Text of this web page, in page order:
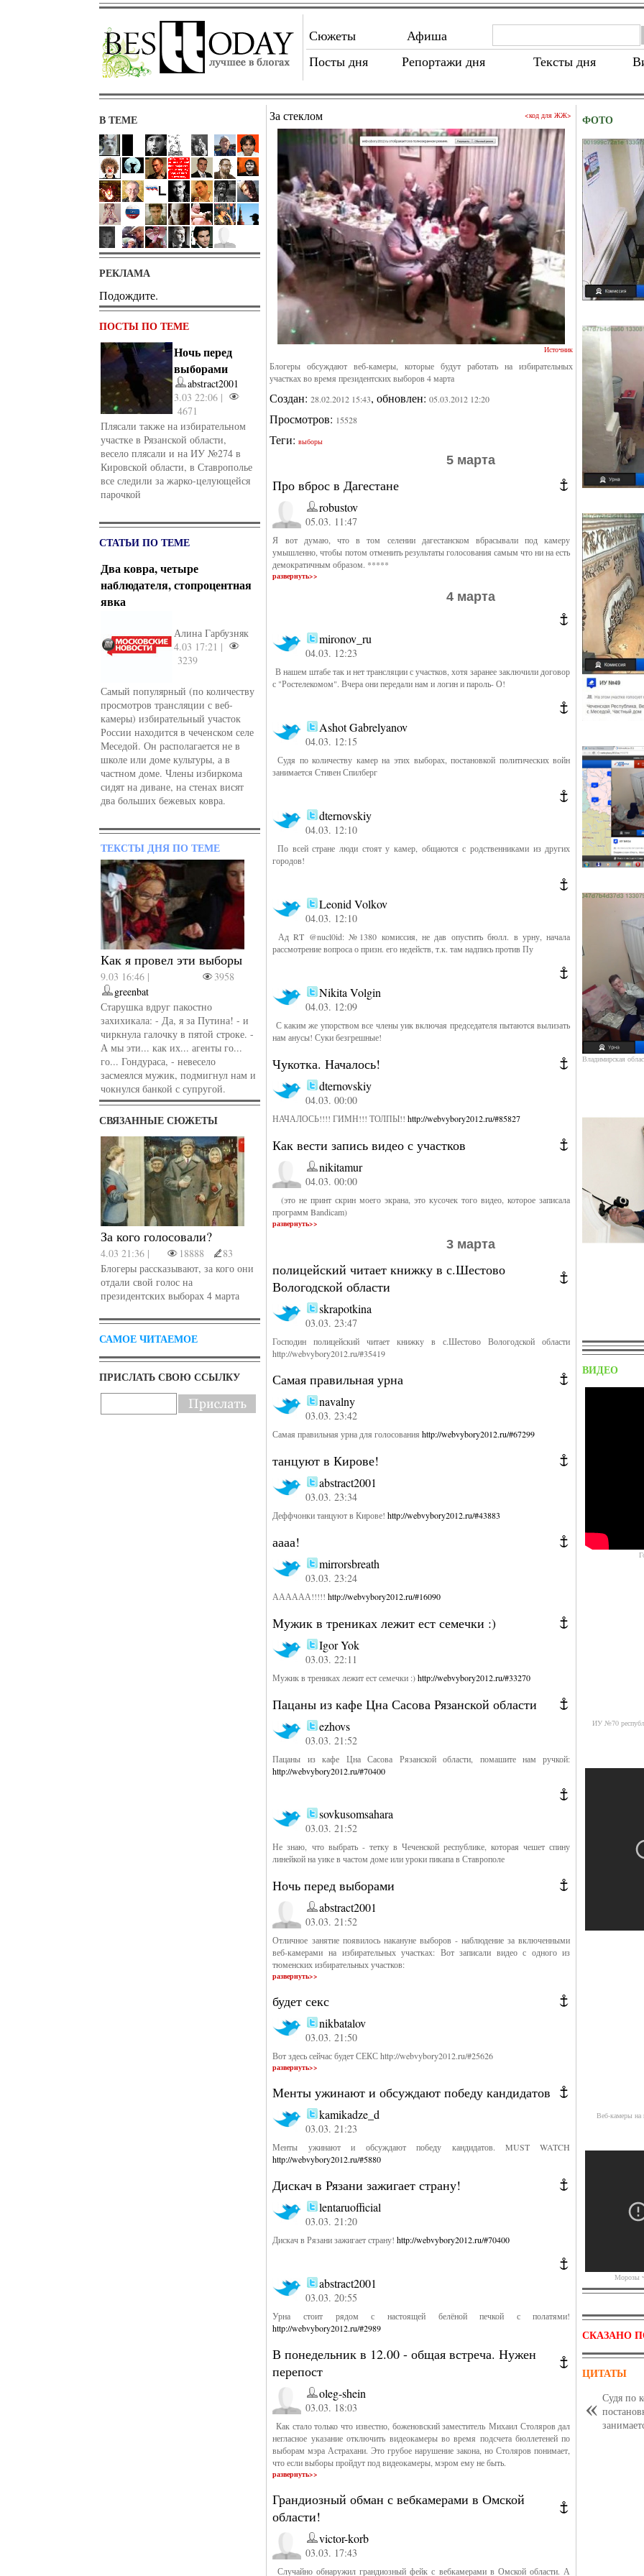
Сюжеты
Афиша
Посты дня
Репортажи дня Тексты дня
В ТЕМЕ
РЕКЛАМА
Подождите.
ПОСТЫ ПО ТЕМЕ
Ночь перед
выборами
abstract2001
3.03 22:06 |
4671
Плясали также на избирательном
участке в Рязанской области,
весело плясали и на ИУ №274 в
Кировской области, в Ставрополье
все следили за жарко-целующейся
парочкой
СТАТЬИ ПО ТЕМЕ
Два ковра, четыре
наблюдателя, стопроцентная
явка
Алина Гарбузняк
4.03 17:21 |
3239
Самый популярный (по количеству
просмотров трансляции с веб-
камеры) избирательный участок
России находится в чеченском селе
Меседой. Он располагается не в
школе или доме культуры, а в
частном доме. Члены избиркома
сидят на диване, на стенах висят
два больших бежевых ковра.
ТЕКСТЫ ДНЯ ПО ТЕМЕ
Как я провел эти выборы
9.03 16:46 |
3958
greenbat
Старушка вдруг пакостно
захихикала: - Да, я за Путина! - и
чиркнула галочку в пятой строке. -
А мы эти... как их... агенты го...
го... Гондураса, - невесело
засмеялся мужик, подмигнул нам и
чокнулся банкой с супругой.
СВЯЗАННЫЕ СЮЖЕТЫ
За кого голосовали?
4.03 21:36 | 18888
83
Блогеры рассказывают, за кого они
отдали свой голос на
президентских выборах 4 марта
САМОЕ ЧИТАЕМОЕ
ПРИСЛАТЬ СВОЮ ССЫЛКУ
За стеклом <код для ЖЖ>
Источник
Блогеры обсуждают веб-камеры, которые будут работать на избирательных
участках во время президентских выборов 4 марта
Создан:28.02.2012 15:43, обновлен:05.03.2012 12:20
Просмотров: 15528
Теги:выборы
5 марта
Про вброс в Дагестане
robustov
05.03. 11:47
Я вот думаю, что в том селении дагестанском вбрасывали под камеру
умышленно, чтобы потом отменить результаты голосования самым что ни на есть
демократичным образом. *****
развернуть>>
4 марта
mironov_ru
04.03. 12:23
В нашем штабе так и нет трансляции с участков, хотя заранее заключили договор
с "Ростелекомом". Вчера они передали нам и логин и пароль- О!
Ashot Gabrelyanov
04.03. 12:15
Судя по количеству камер на этих выборах, постановкой политических войн
занимается Стивен Спилберг
dternovskiy
04.03. 12:10
По всей стране люди стоят у камер, общаются с родственниками из других
городов!
Leonid Volkov
04.03. 12:10
Ад RT @nucl0id: №1380 комиссия, не дав опустить бюлл. в урну, начала
рассмотрение вопроса о призн. его недейств, т.к. там надпись против Пу
Nikita Volgin
04.03. 12:09
С каким же упорством все члены уик включая председателя пытаются вылизать
нам анусы! Суки безгрешные!
Чукотка. Началось!
dternovskiy
04.03. 00:00
НАЧАЛОСЬ!!!! ГИМН!!! ТОЛПЫ!!http://webvybory2012.ru/#85827
Как вести запись видео с участков
nikitamur
04.03. 00:00
(это не принт скрин моего экрана, это кусочек того видео, которое записала
программ Bandicam)
развернуть>>
3 марта
полицейский читает книжку в с.Шестово
Вологодской области
skrapotkina
03.03. 23:47
Господин полицейский читает книжку в с.Шестово Вологодской области
http://webvybory2012.ru/#35419
Самая правильная урна
navalny
03.03. 23:42
Самая правильная урна для голосованияhttp://webvybory2012.ru/#67299
танцуют в Кирове!
abstract2001
03.03. 23:34
Деффчонки танцуют в Кирове!http://webvybory2012.ru/#43883
аааа!
mirrorsbreath
03.03. 23:24
АААААА!!!!!http://webvybory2012.ru/#16090
Мужик в трениках лежит ест семечки :)
Igor Yok
03.03. 22:11
Мужик в трениках лежит ест семечки :)http://webvybory2012.ru/#33270
Пацаны из кафе Цна Сасова Рязанской области
ezhovs
03.03. 21:52
Пацаны из кафе Цна Сасова Рязанской области, помашите нам ручкой:
http://webvybory2012.ru/#70400
sovkusomsahara
03.03. 21:52
Не знаю, что выбрать - тетку в Чеченской республике, которая чешет спину
линейкой на уике в частом доме или уроки пикапа в Ставрополе
Ночь перед выборами
abstract2001
03.03. 21:52
Отличное занятие появилось накануне выборов - наблюдение за включенными
веб-камерами на избирательных участках: Вот записали видео с одного из
тюменских избирательных участков:
развернуть>>
будет секс
nikbatalov
03.03. 21:50
Вот здесь сейчас будет СЕКС http://webvybory2012.ru/#25626
развернуть>>
Менты ужинают и обсуждают победу кандидатов
kamikadze_d
03.03. 21:23
Менты ужинают и обсуждают победу кандидатов. MUST WATCH
http://webvybory2012.ru/#5880
Дискач в Рязани зажигает страну!
lentaruofficial
03.03. 21:20
Дискач в Рязани зажигает страну!http://webvybory2012.ru/#70400
abstract2001
03.03. 20:55
Урна стоит рядом с настоящей белёной печкой с полатями!
http://webvybory2012.ru/#2989
В понедельник в 12.00 - общая встреча. Нужен
перепост
oleg-shein
03.03. 18:03
Как стало только что известно, боженовский заместитель Михаил Столяров дал
негласное указание отключить видеокамеры во время подсчета бюллетеней по
выборам мэра Астрахани. Это грубое нарушение закона, но Столяров понимает,
что если выборы пройдут под видеокамеры, мэром ему не быть.
развернуть>>
Грандиозный обман с вебкамерами в Омской
области!
victor-korb
03.03. 17:43
Случайно обнаружил грандиозный фейк с вебкамерами в Омской области. А
ФОТО
Владимирская
ВИДЕО
ИУ №70
Веб-камеры на
Морозы
СКАЗАНО
ЦИТАТЫ
Судя по